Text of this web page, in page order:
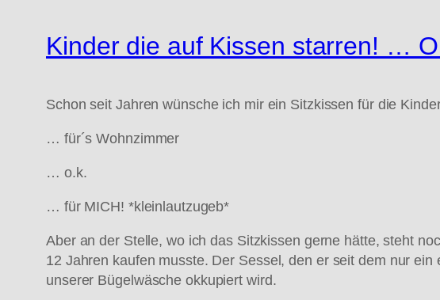
Kinder die auf Kissen starren! …
Schon seit Jahren wünsche ich mir ein Sitzkissen für die
… für´s Wohnzimmer
… o.k.
… für MICH! *kleinlautzugeb*
Aber an der Stelle, wo ich das Sitzkissen gerne hätte, steht
12 Jahren kaufen musste. Der Sessel, den er seit dem nur
unserer Bügelwäsche okkupiert wird.